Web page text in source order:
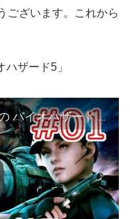
ございます。これから
ザード5」
#01 兄妹で協力！ ビビりな妹の バイオハザード 5 【BIOHAZARD 5 / Resident Evil 5】